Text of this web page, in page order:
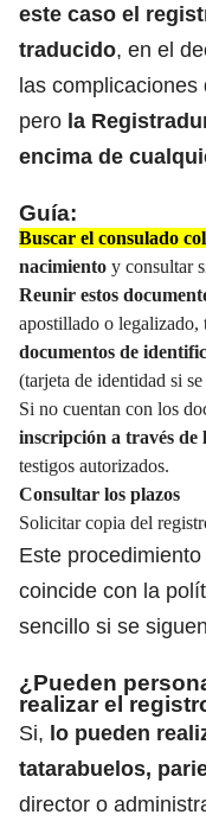
este caso el
traducido, en el
las complicaciones
pero la
encima de
Guía:
Buscar el consulado
nacimiento y consultar
Reunir estos
apostillado o legalizado,
documentos de
(tarjeta de identidad si
Si no cuentan con los
inscripción a través
testigos autorizados.
Consultar los plazos
Solicitar copia del
Este
coincide con la
sencillo si se
¿Pueden
realizar el
Si, lo pueden
tatarabuelos,
director o